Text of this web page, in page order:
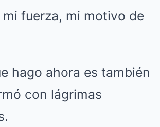
mi fuerza, mi motivo de
hago ahora es también
con lágrimas